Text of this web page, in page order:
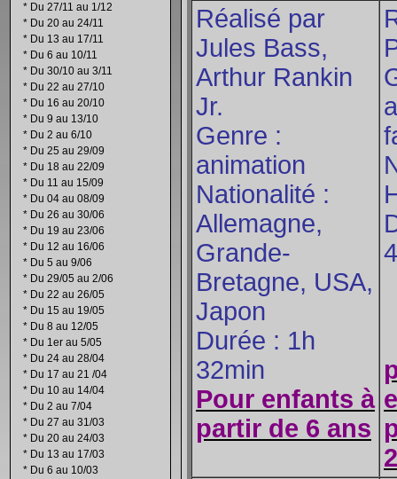
* Du 27/11 au 1/12
* Du 20 au 24/11
* Du 13 au 17/11
* Du 6 au 10/11
* Du 30/10 au 3/11
* Du 22 au 27/10
* Du 16 au 20/10
* Du 9 au 13/10
* Du 2 au 6/10
* Du 25 au 29/09
* Du 18 au 22/09
* Du 11 au 15/09
* Du 04 au 08/09
* Du 26 au 30/06
* Du 19 au 23/06
* Du 12 au 16/06
* Du 5 au 9/06
* Du 29/05 au 2/06
* Du 22 au 26/05
* Du 15 au 19/05
* Du 8 au 12/05
* Du 1er au 5/05
* Du 24 au 28/04
* Du 17 au 21 /04
* Du 10 au 14/04
* Du 2 au 7/04
* Du 27 au 31/03
* Du 20 au 24/03
* Du 13 au 17/03
* Du 6 au 10/03
Réalisé par
Jules Bass,
Arthur Rankin
Jr.
Genre :
animation
Nationalité :
Allemagne,
Grande-
Bretagne, USA,
Japon
Durée : 1h
32min
Pour enfants à
partir de 6 ans